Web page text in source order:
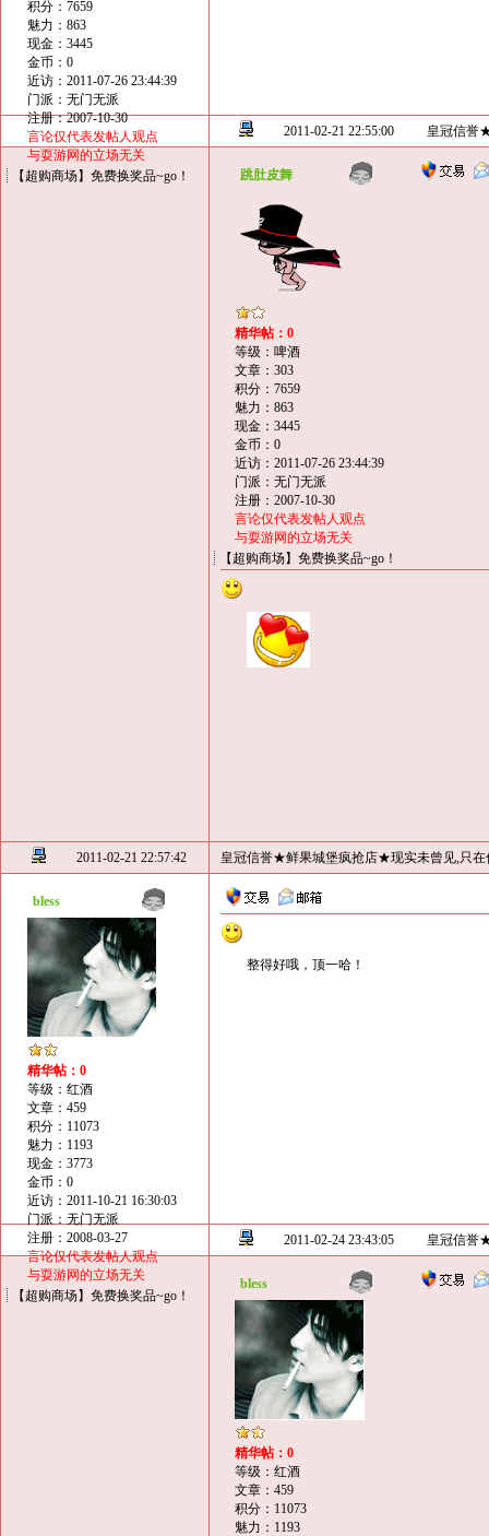
积分：7659
魅力：863
现金：3445
金币：0
近访：2011-07-26 23:44:39
门派：无门无派
注册：2007-10-30
言论仅代表发帖人观点
与耍游网的立场无关
【超购商场】免费换奖品~go！
2011-02-21 22:55:00 皇冠信誉
跳肚皮舞
精华帖：0
等级：啤酒
文章：303
积分：7659
魅力：863
现金：3445
金币：0
近访：2011-07-26 23:44:39
门派：无门无派
注册：2007-10-30
言论仅代表发帖人观点
与耍游网的立场无关
【超购商场】免费换奖品~go！
2011-02-21 22:57:42 皇冠信誉★鲜果城堡疯抢店★现实未曾见,只在
bless
精华帖：0
等级：红酒
文章：459
积分：11073
魅力：1193
现金：3773
金币：0
近访：2011-10-21 16:30:03
门派：无门无派
注册：2008-03-27
言论仅代表发帖人观点
与耍游网的立场无关
【超购商场】免费换奖品~go！
整得好哦，顶一哈！
2011-02-24 23:43:05 皇冠信誉
bless
精华帖：0
等级：红酒
文章：459
积分：11073
魅力：1193